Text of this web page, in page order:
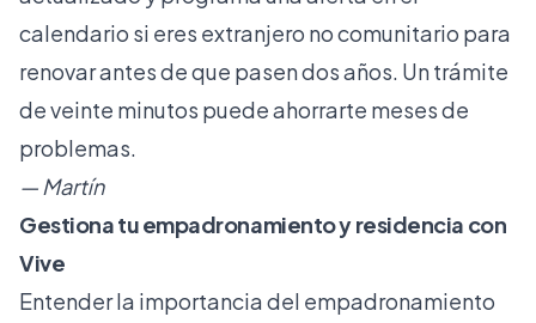
calendario si eres extranjero no comunitario para
renovar antes de que pasen dos años. Un trámite
de veinte minutos puede ahorrarte meses de
problemas.
— Martín
Gestiona tu empadronamiento y residencia con
Vive
Entender la importancia del empadronamiento